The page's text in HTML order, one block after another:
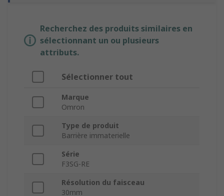
Recherchez des produits similaires en
sélectionnant un ou plusieurs
attributs.
Sélectionner tout
Marque
Omron
Type de produit
Barrière immaterielle
Série
F3SG-RE
Résolution du faisceau
30mm